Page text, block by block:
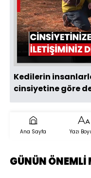
Kedilerin
cinsiyetine göre
Ana Sayfa Yazı
GÜNÜN ÖNEMLİ